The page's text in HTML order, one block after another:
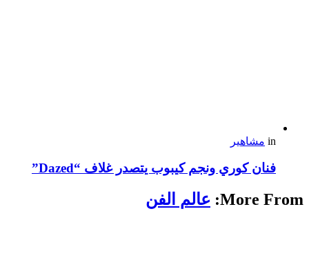
in مشاهير
فنان كوري ونجم كيبوب يتصدر غلاف “Dazed”
More From: عالم الفن